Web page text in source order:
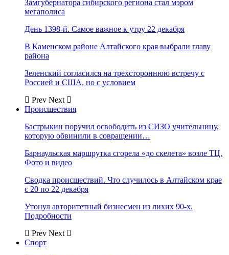
Замгубернатора сибирского региона стал мэром
мегаполиса
День 1398-й. Самое важное к утру 22 декабря
В Каменском районе Алтайского края выбрали главу
района
Зеленский согласился на трехстороннюю встречу с
Россией и США, но с условием
Prev Next
Происшествия
Бастрыкин поручил освободить из СИЗО учительницу,
которую обвинили в совращении…
Барнаульская маршрутка сгорела «до скелета» возле ТЦ.
Фото и видео
Сводка происшествий. Что случилось в Алтайском крае
с 20 по 22 декабря
Утонул авторитетный бизнесмен из лихих 90-х.
Подробности
Prev Next
Спорт